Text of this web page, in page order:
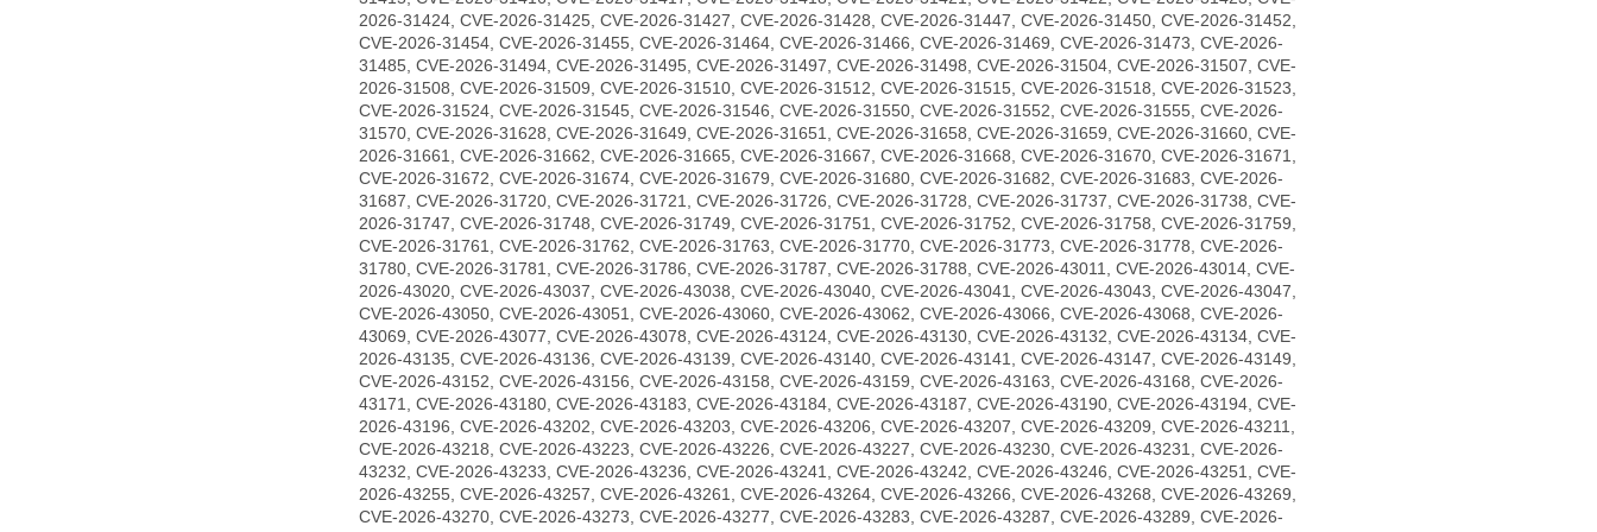
2026-31424, CVE-2026-31425, CVE-2026-31427, CVE-2026-31428, CVE-2026-31447, CVE-2026-31450, CVE-2026-31452,
CVE-2026-31454, CVE-2026-31455, CVE-2026-31464, CVE-2026-31466, CVE-2026-31469, CVE-2026-31473, CVE-2026-
31485, CVE-2026-31494, CVE-2026-31495, CVE-2026-31497, CVE-2026-31498, CVE-2026-31504, CVE-2026-31507, CVE-
2026-31508, CVE-2026-31509, CVE-2026-31510, CVE-2026-31512, CVE-2026-31515, CVE-2026-31518, CVE-2026-31523,
CVE-2026-31524, CVE-2026-31545, CVE-2026-31546, CVE-2026-31550, CVE-2026-31552, CVE-2026-31555, CVE-2026-
31570, CVE-2026-31628, CVE-2026-31649, CVE-2026-31651, CVE-2026-31658, CVE-2026-31659, CVE-2026-31660, CVE-
2026-31661, CVE-2026-31662, CVE-2026-31665, CVE-2026-31667, CVE-2026-31668, CVE-2026-31670, CVE-2026-31671,
CVE-2026-31672, CVE-2026-31674, CVE-2026-31679, CVE-2026-31680, CVE-2026-31682, CVE-2026-31683, CVE-2026-
31687, CVE-2026-31720, CVE-2026-31721, CVE-2026-31726, CVE-2026-31728, CVE-2026-31737, CVE-2026-31738, CVE-
2026-31747, CVE-2026-31748, CVE-2026-31749, CVE-2026-31751, CVE-2026-31752, CVE-2026-31758, CVE-2026-31759,
CVE-2026-31761, CVE-2026-31762, CVE-2026-31763, CVE-2026-31770, CVE-2026-31773, CVE-2026-31778, CVE-2026-
31780, CVE-2026-31781, CVE-2026-31786, CVE-2026-31787, CVE-2026-31788, CVE-2026-43011, CVE-2026-43014, CVE-
2026-43020, CVE-2026-43037, CVE-2026-43038, CVE-2026-43040, CVE-2026-43041, CVE-2026-43043, CVE-2026-43047,
CVE-2026-43050, CVE-2026-43051, CVE-2026-43060, CVE-2026-43062, CVE-2026-43066, CVE-2026-43068, CVE-2026-
43069, CVE-2026-43077, CVE-2026-43078, CVE-2026-43124, CVE-2026-43130, CVE-2026-43132, CVE-2026-43134, CVE-
2026-43135, CVE-2026-43136, CVE-2026-43139, CVE-2026-43140, CVE-2026-43141, CVE-2026-43147, CVE-2026-43149,
CVE-2026-43152, CVE-2026-43156, CVE-2026-43158, CVE-2026-43159, CVE-2026-43163, CVE-2026-43168, CVE-2026-
43171, CVE-2026-43180, CVE-2026-43183, CVE-2026-43184, CVE-2026-43187, CVE-2026-43190, CVE-2026-43194, CVE-
2026-43196, CVE-2026-43202, CVE-2026-43203, CVE-2026-43206, CVE-2026-43207, CVE-2026-43209, CVE-2026-43211,
CVE-2026-43218, CVE-2026-43223, CVE-2026-43226, CVE-2026-43227, CVE-2026-43230, CVE-2026-43231, CVE-2026-
43232, CVE-2026-43233, CVE-2026-43236, CVE-2026-43241, CVE-2026-43242, CVE-2026-43246, CVE-2026-43251, CVE-
2026-43255, CVE-2026-43257, CVE-2026-43261, CVE-2026-43264, CVE-2026-43266, CVE-2026-43268, CVE-2026-43269,
CVE-2026-43270, CVE-2026-43273, CVE-2026-43277, CVE-2026-43283, CVE-2026-43287, CVE-2026-43289, CVE-2026-